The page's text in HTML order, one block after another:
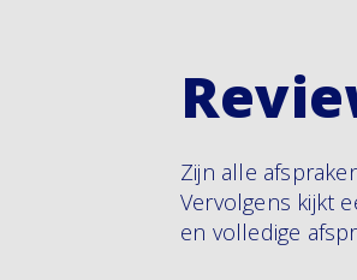
Zijn alle
Vervolgens kijkt
en volledige